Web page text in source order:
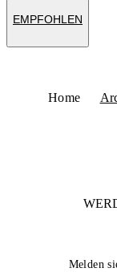
EMPFOHLEN
Home
Melden